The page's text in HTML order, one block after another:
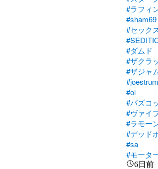
#ラフィ
#sham69
#セック
#ダムド
#ザクラ
#ザジャ
#oi
#バズコ
#ヴァイ
#ラモー
#デッド
#sa
#モータ
6日前